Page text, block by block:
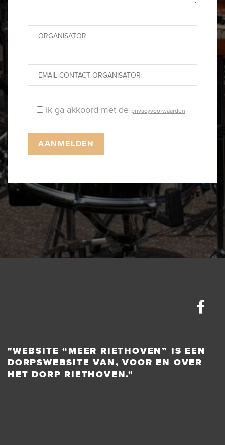
Ik ga akkoord met de privacyvoorwaarden
"WEBSITE “MEER RIETHOVEN” IS EEN
DORPSWEBSITE VAN, VOOR EN OVER
HET DORP RIETHOVEN."